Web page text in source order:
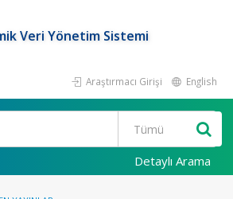
Veri Yönetim Sistemi
Araştırmacı Girişi English
Detaylı Arama